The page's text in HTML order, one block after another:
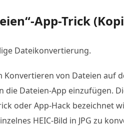
App-Trick
Dateikonvertierung.
von Dateien auf
die Dateien-App einzufügen.
oder App-Hack bezeichnet
HEIC-Bild in JPG zu